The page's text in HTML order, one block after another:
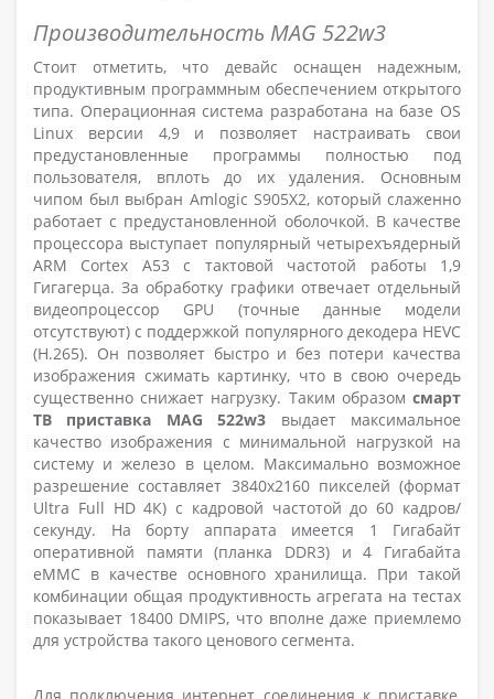
Производительность MAG 522w3
Стоит отметить, что девайс оснащен надежным,
продуктивным программным обеспечением открытого
типа. Операционная система разработана на базе OS
Linux версии 4,9 и позволяет настраивать свои
предустановленные программы полностью под
пользователя, вплоть до их удаления. Основным
чипом был выбран Amlogic S905X2, который слаженно
работает с предустановленной оболочкой. В качестве
процессора выступает популярный четырехъядерный
ARM Cortex A53 с тактовой частотой работы 1,9
Гигагерца. За обработку графики отвечает отдельный
видеопроцессор GPU (точные данные модели
отсутствуют) с поддержкой популярного декодера HEVC
(Н.265). Он позволяет быстро и без потери качества
изображения сжимать картинку, что в свою очередь
существенно снижает нагрузку. Таким образом смарт
ТВ приставка MAG 522w3 выдает максимальное
качество изображения с минимальной нагрузкой на
систему и железо в целом. Максимально возможное
разрешение составляет 3840x2160 пикселей (формат
Ultra Full HD 4К) с кадровой частотой до 60 кадров/
секунду. На борту аппарата имеется 1 Гигабайт
оперативной памяти (планка DDR3) и 4 Гигабайта
eMMC в качестве основного хранилища. При такой
комбинации общая продуктивность агрегата на тестах
показывает 18400 DMIPS, что вполне даже приемлемо
для устройства такого ценового сегмента.